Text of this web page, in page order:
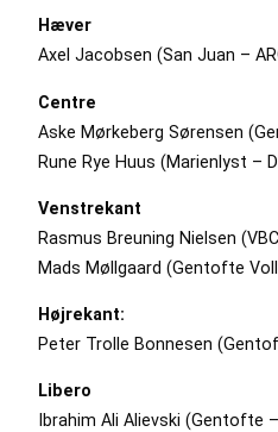
Hæver
Axel Jacobsen (San Juan –
Centre
Aske Mørkeberg Sørensen
Rune Rye Huus (Marienlyst –
Venstrekant
Rasmus Breuning Nielsen
Mads Møllgaard (Gentofte
Højrekant:
Peter Trolle Bonnesen
Libero
Ibrahim Ali Alievski (Gentofte